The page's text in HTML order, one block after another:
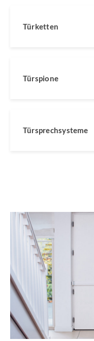
Türketten
Türspione
Türsprechsysteme